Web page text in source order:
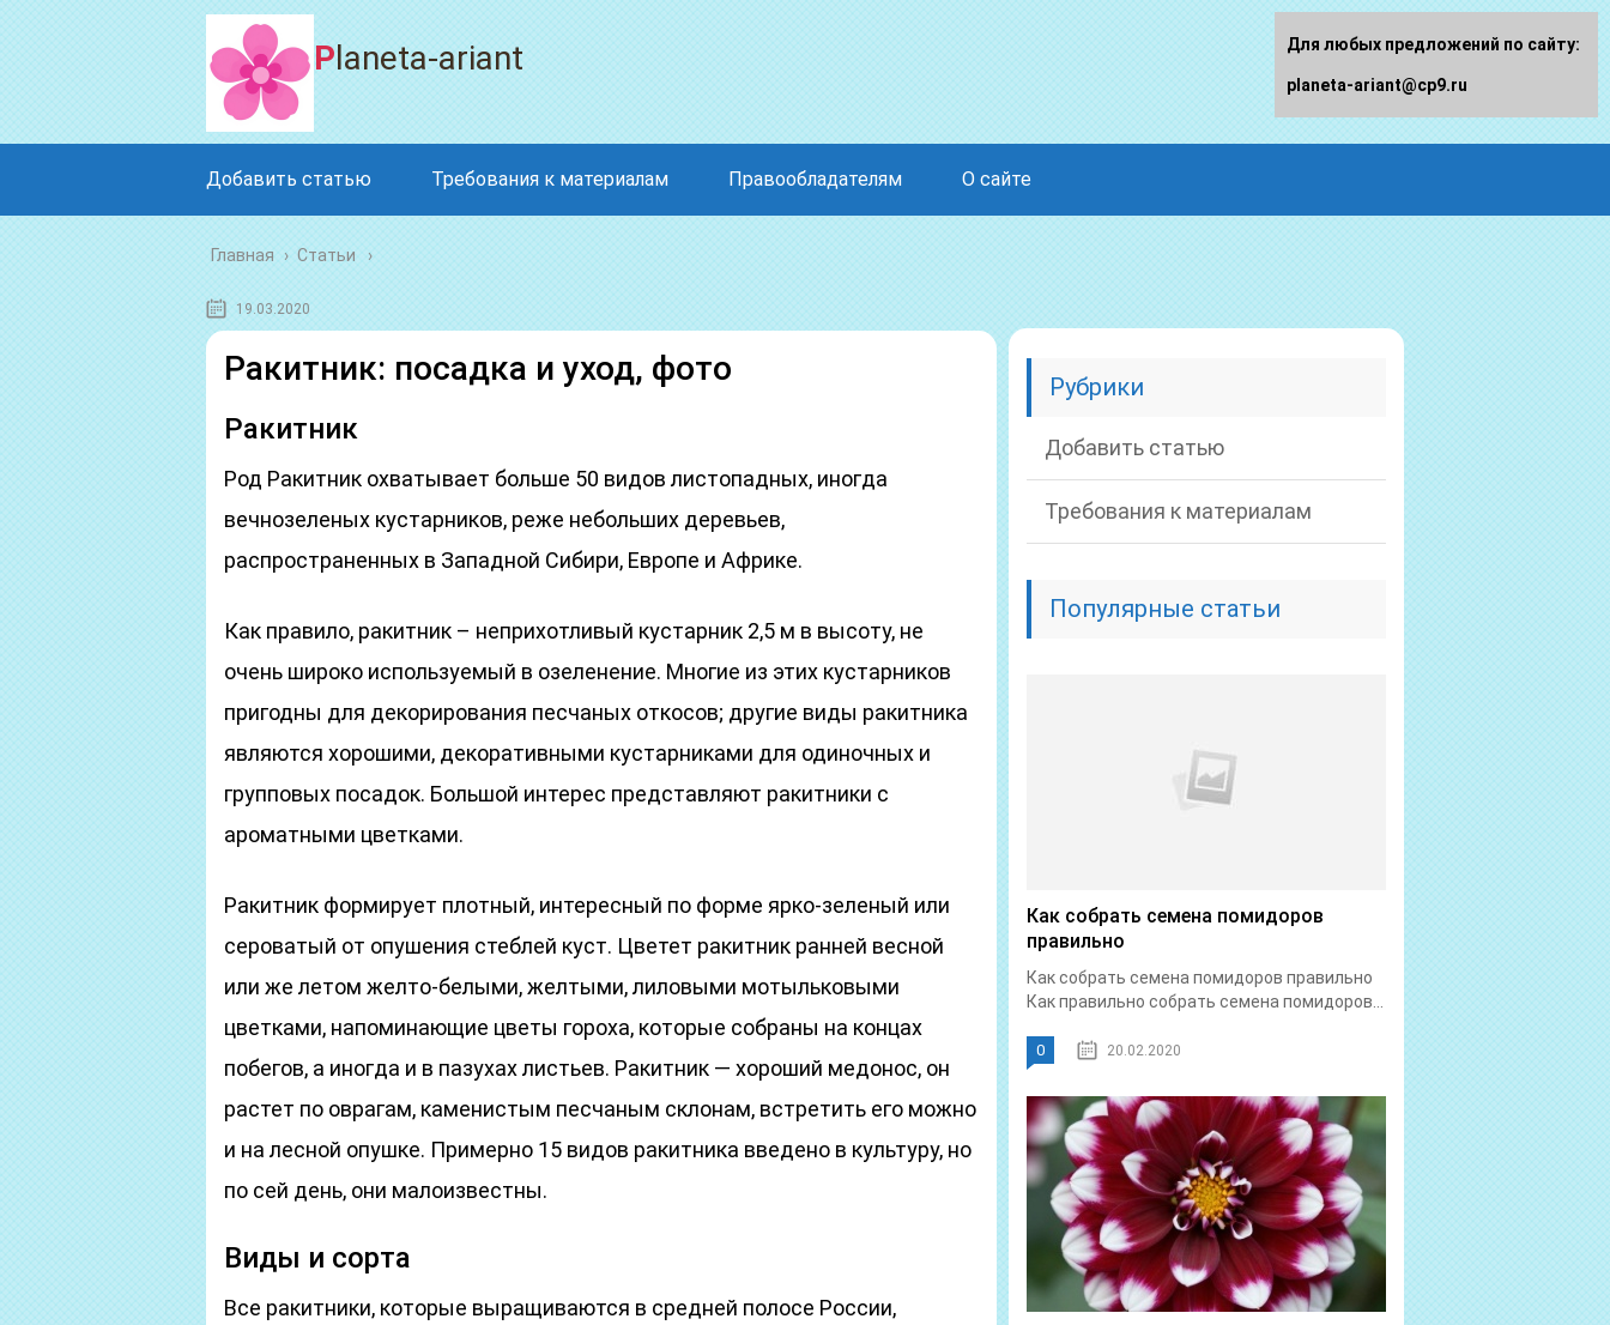
Planeta-ariant
Добавить статью Требования к материалам Правообладателям О сайте
Главная › Статьи
19.03.2020
Ракитник: посадка и уход, фото
Ракитник
Род Ракитник охватывает больше 50 видов листопадных, иногда
вечнозеленых кустарников, реже небольших деревьев,
распространенных в Западной Сибири, Европе и Африке.
Как правило, ракитник – неприхотливый кустарник 2,5 м в высоту, не
очень широко используемый в озеленение. Многие из этих кустарников
пригодны для декорирования песчаных откосов; другие виды ракитника
являются хорошими, декоративными кустарниками для одиночных и
групповых посадок. Большой интерес представляют ракитники с
ароматными цветками.
Ракитник формирует плотный, интересный по форме ярко-зеленый или
сероватый от опушения стеблей куст. Цветет ракитник ранней весной
или же летом желто-белыми, желтыми, лиловыми мотыльковыми
цветками, напоминающие цветы гороха, которые собраны на концах
побегов, а иногда и в пазухах листьев. Ракитник — хороший медонос, он
растет по оврагам, каменистым песчаным склонам, встретить его можно
и на лесной опушке. Примерно 15 видов ракитника введено в культуру, но
по сей день, они малоизвестны.
Виды и сорта
Все ракитники, которые выращиваются в средней полосе России,
Рубрики
Добавить статью
Требования к материалам
Популярные статьи
Как собрать семена помидоров
правильно
Как собрать семена помидоров правильно
Как правильно собрать семена помидоров...
0 20.02.2020
Для любых предложений по сайту:
planeta-ariant@cp9.ru